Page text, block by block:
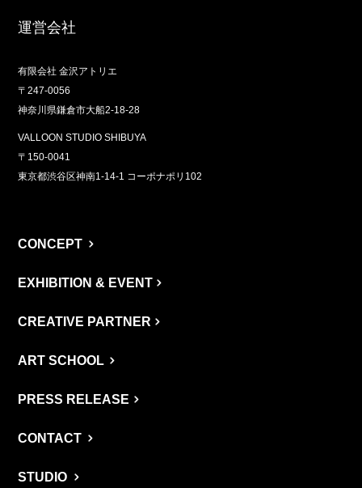
運営会社
有限会社 金沢アトリエ
〒247-0056
神奈川県鎌倉市大船2-18-28
VALLOON STUDIO SHIBUYA
〒150-0041
東京都渋谷区神南1-14-1 コーポナポリ102
CONCEPT
EXHIBITION & EVENT
CREATIVE PARTNER
ART SCHOOL
PRESS RELEASE
CONTACT
STUDIO